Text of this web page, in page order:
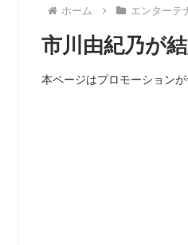
ホーム エンターテ
市川由紀乃が
本ページはプロモーションが